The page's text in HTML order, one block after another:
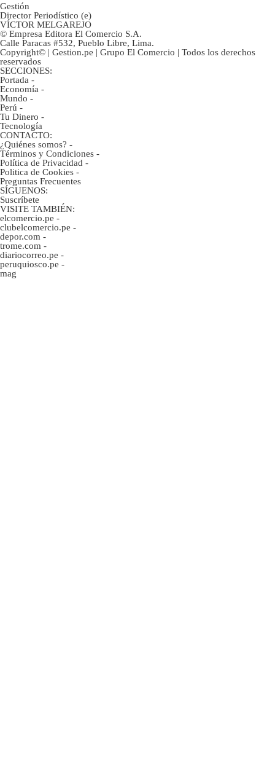
Gestión
Director Periodístico (e)
VÍCTOR MELGAREJO
© Empresa Editora El Comercio S.A.
Calle Paracas #532, Pueblo Libre, Lima.
Copyright© | Gestion.pe | Grupo El Comercio | Todos los derechos
reservados
SECCIONES:
Portada -
Economía -
Mundo -
Perú -
Tu Dinero -
Tecnología
CONTACTO:
¿Quiénes somos? -
Términos y Condiciones -
Política de Privacidad -
Politica de Cookies -
Preguntas Frecuentes
SÍGUENOS:
Suscríbete
VISITE TAMBIÉN:
elcomercio.pe -
clubelcomercio.pe -
depor.com -
trome.com -
diariocorreo.pe -
peruquiosco.pe -
mag